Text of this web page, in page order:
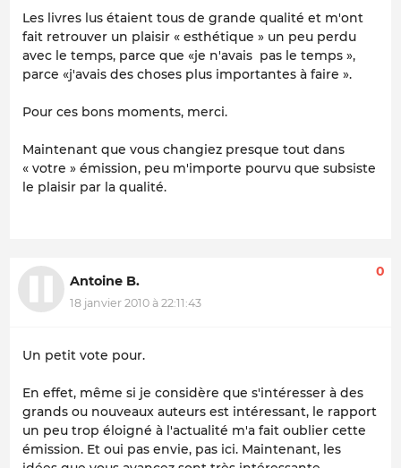
Les livres lus étaient tous de grande qualité et m'ont
fait retrouver un plaisir « esthétique » un peu perdu
avec le temps, parce que «je n'avais pas le temps »,
parce «j'avais des choses plus importantes à faire ».
Pour ces bons moments, merci.
Maintenant que vous changiez presque tout dans
« votre » émission, peu m'importe pourvu que subsiste
le plaisir par la qualité.
Antoine B.
18 janvier 2010 à 22:11:43
0
Un petit vote pour.
En effet, même si je considère que s'intéresser à des
grands ou nouveaux auteurs est intéressant, le rapport
un peu trop éloigné à l'actualité m'a fait oublier cette
émission. Et oui pas envie, pas ici. Maintenant, les